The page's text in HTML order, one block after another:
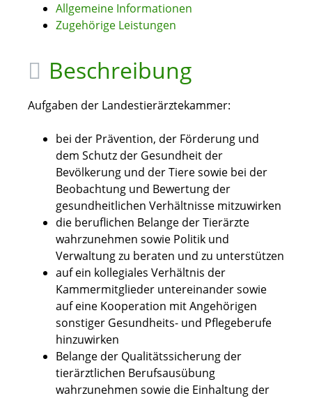
Allgemeine Informationen
Zugehörige Leistungen
Beschreibung
Aufgaben der Landestierärztekammer:
bei der Prävention, der Förderung und
dem Schutz der Gesundheit der
Bevölkerung und der Tiere sowie bei der
Beobachtung und Bewertung der
gesundheitlichen Verhältnisse mitzuwirken
die beruflichen Belange der Tierärzte
wahrzunehmen sowie Politik und
Verwaltung zu beraten und zu unterstützen
auf ein kollegiales Verhältnis der
Kammermitglieder untereinander sowie
auf eine Kooperation mit Angehörigen
sonstiger Gesundheits- und Pflegeberufe
hinzuwirken
Belange der Qualitätssicherung der
tierärztlichen Berufsausübung
wahrzunehmen sowie die Einhaltung der